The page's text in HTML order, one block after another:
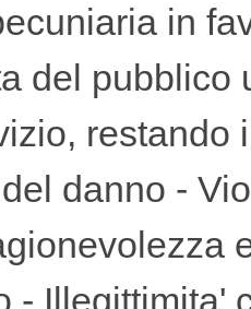
in
del pubblico
restando
danno -
- Illegittimita'